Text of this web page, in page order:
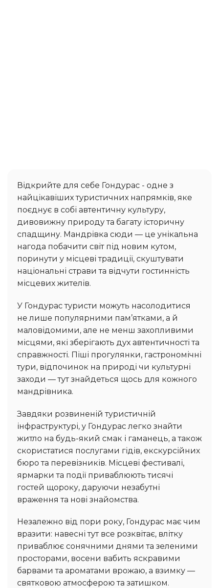
Відкрийте для себе Гондурас - одне з
найцікавіших туристичних напрямків, яке
поєднує в собі автентичну культуру,
дивовижну природу та багату історичну
спадщину. Мандрівка сюди — це унікальна
нагода побачити світ під новим кутом,
поринути у місцеві традиції, скуштувати
національні страви та відчути гостинність
місцевих жителів.
У Гондурас туристи можуть насолодитися
не лише популярними пам’ятками, а й
маловідомими, але не менш захопливими
місцями, які зберігають дух автентичності та
справжності. Піші прогулянки, гастрономічні
тури, відпочинок на природі чи культурні
заходи — тут знайдеться щось для кожного
мандрівника.
Завдяки розвиненій туристичній
інфраструктурі, у Гондурас легко знайти
житло на будь-який смак і гаманець, а також
скористатися послугами гідів, екскурсійних
бюро та перевізників. Місцеві фестивалі,
ярмарки та події приваблюють тисячі
гостей щороку, даруючи незабутні
враження та нові знайомства.
Незалежно від пори року, Гондурас має чим
вразити: навесні тут все розквітає, влітку
приваблює сонячними днями та зеленими
просторами, восени вабить яскравими
барвами та ароматами врожаю, а взимку —
святковою атмосферою та затишком.